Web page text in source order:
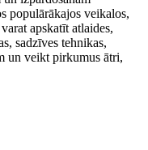
veikalos,
apskatīt atlaides,
sadzīves tehnikas,
un veikt pirkumus ātri,